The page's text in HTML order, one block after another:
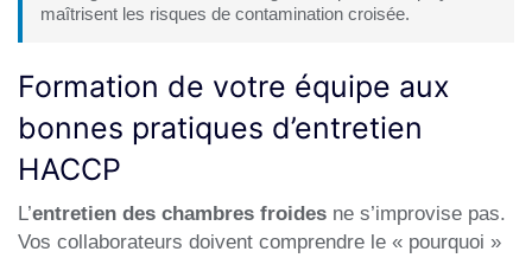
maîtrisent les risques de contamination croisée.
Formation de votre équipe aux
bonnes pratiques d’entretien
HACCP
L’entretien des chambres froides ne s’improvise pas.
Vos collaborateurs doivent comprendre le « pourquoi »